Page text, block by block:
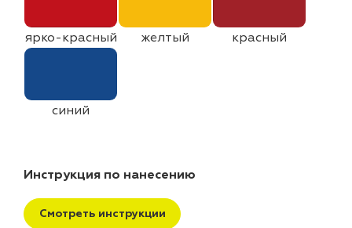
ярко-красный желтый красный
синий
Инструкция по нанесению
Смотреть инструкции